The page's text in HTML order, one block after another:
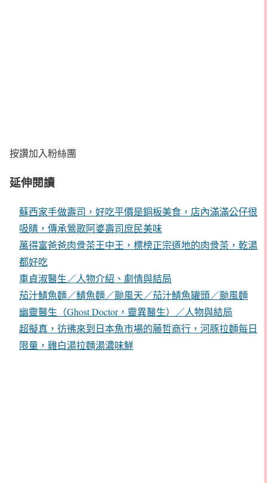
按讚加入粉絲團
延伸閱讀
蘇西家手做壽司，好吃平價是銅板美食，店內滿滿公仔很
吸睛，傳承鶯歌阿婆壽司庶民美味
萬得富爸爸肉骨茶王中王，標榜正宗道地的肉骨茶，乾湯
都好吃
車貞淑醫生／人物介紹、劇情與結局
茄汁鯖魚麵／鯖魚麵／颱風天／茄汁鯖魚罐頭／颱風麵
幽靈醫生（Ghost Doctor，靈異醫生）／人物與結局
超擬真，彷彿來到日本魚市場的藤哲商行，河豚拉麵每日
限量，雞白湯拉麵湯濃味鮮